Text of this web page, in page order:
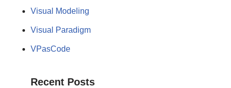
Visual Modeling
Visual Paradigm
VPasCode
Recent Posts